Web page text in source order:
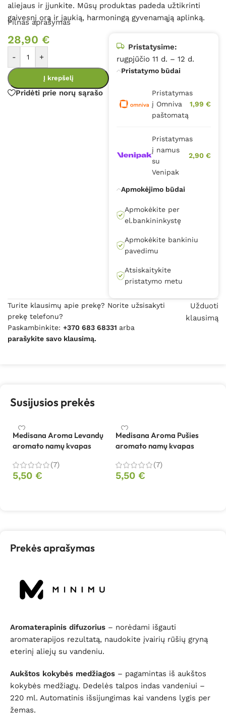
aliejaus ir įjunkite. Mūsų produktas padeda užtikrinti
gaivesnį orą ir jaukią, harmoningą gyvenamąją aplinką.
Pilnas aprašymas
28,90 €
- +
Į krepšelį
Pridėti prie norų sąrašo
Pristatysime:
rugpjūčio 11 d. – 12 d.
Pristatymo būdai
Pristatymas
į Omniva
paštomatą
1,99 €
Pristatymas
į namus
su
Venipak
2,90 €
Apmokėjimo būdai
Apmokėkite per
el.bankininkystę
Apmokėkite bankiniu
pavedimu
Atsiskaitykite
pristatymo metu
Turite klausimų apie prekę? Norite užsisakyti
prekę telefonu?
Paskambinkite: +370 683 68331 arba
parašykite savo klausimą.
Užduoti
klausimą
Susijusios prekės
Medisana Aroma Levandų
aromato namų kvapas
(7)
5,50 €
Medisana Aroma Pušies
aromato namų kvapas
(7)
5,50 €
Prekės aprašymas
Aromaterapinis difuzorius – norėdami išgauti
aromaterapijos rezultatą, naudokite įvairių rūšių gryną
eterinį aliejų su vandeniu.
Aukštos kokybės medžiagos – pagamintas iš aukštos
kokybės medžiagų. Dedelės talpos indas vandeniui –
220 ml. Automatinis išsijungimas kai vandens lygis per
žemas.